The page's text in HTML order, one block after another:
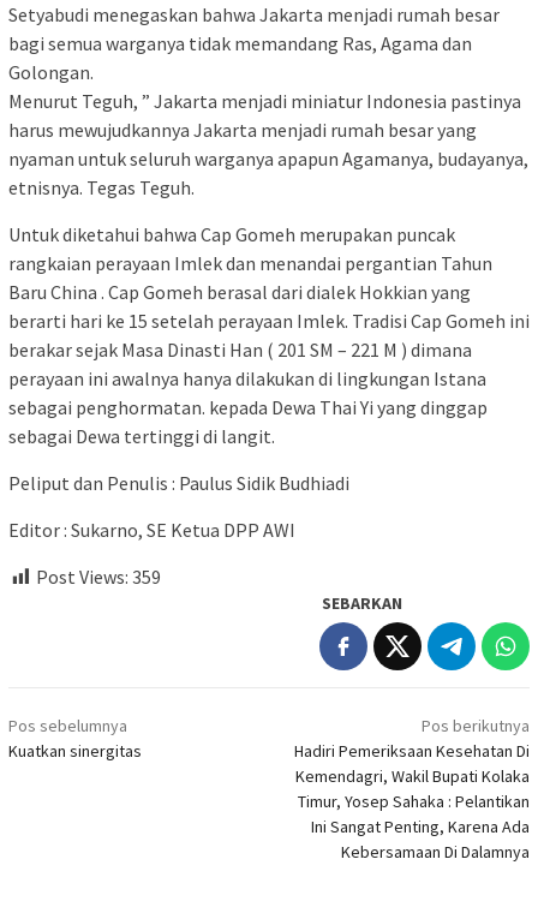
Setyabudi menegaskan bahwa Jakarta menjadi rumah besar
bagi semua warganya tidak memandang Ras, Agama dan
Golongan.
Menurut Teguh, ” Jakarta menjadi miniatur Indonesia pastinya
harus mewujudkannya Jakarta menjadi rumah besar yang
nyaman untuk seluruh warganya apapun Agamanya, budayanya,
etnisnya. Tegas Teguh.
Untuk diketahui bahwa Cap Gomeh merupakan puncak
rangkaian perayaan Imlek dan menandai pergantian Tahun
Baru China . Cap Gomeh berasal dari dialek Hokkian yang
berarti hari ke 15 setelah perayaan Imlek. Tradisi Cap Gomeh ini
berakar sejak Masa Dinasti Han ( 201 SM – 221 M ) dimana
perayaan ini awalnya hanya dilakukan di lingkungan Istana
sebagai penghormatan. kepada Dewa Thai Yi yang dinggap
sebagai Dewa tertinggi di langit.
Peliput dan Penulis : Paulus Sidik Budhiadi
Editor : Sukarno, SE Ketua DPP AWI
Post Views: 359
SEBARKAN
Navigasi
pos
Pos sebelumnya
Kuatkan sinergitas
Pos berikutnya
Hadiri Pemeriksaan Kesehatan Di
Kemendagri, Wakil Bupati Kolaka
Timur, Yosep Sahaka : Pelantikan
Ini Sangat Penting, Karena Ada
Kebersamaan Di Dalamnya